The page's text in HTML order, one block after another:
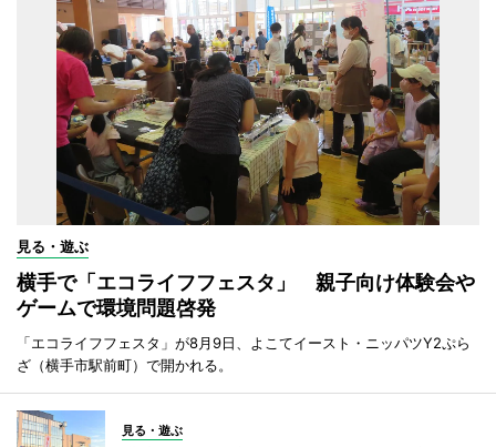
見る・遊ぶ
横手で「エコライフフェスタ」 親子向け体験会や
ゲームで環境問題啓発
「エコライフフェスタ」が8月9日、よこてイースト・ニッパツY2ぷら
ざ（横手市駅前町）で開かれる。
見る・遊ぶ